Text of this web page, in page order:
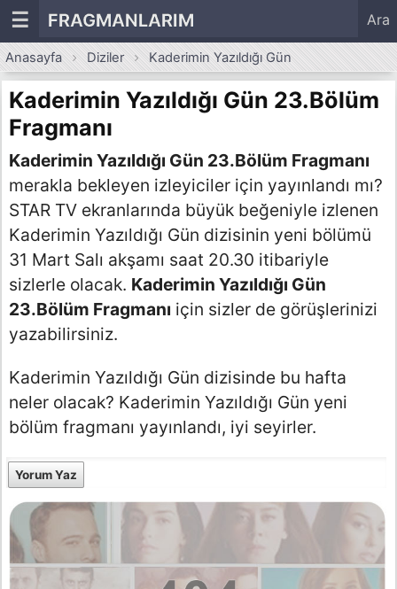
☰ FRAGMANLARIM Ara
Anasayfa Diziler Kaderimin Yazıldığı Gün
Kaderimin Yazıldığı Gün 23.Bölüm
Fragmanı
Kaderimin Yazıldığı Gün 23.Bölüm Fragmanı
merakla bekleyen izleyiciler için yayınlandı mı?
STAR TV ekranlarında büyük beğeniyle izlenen
Kaderimin Yazıldığı Gün dizisinin yeni bölümü
31 Mart Salı akşamı saat 20.30 itibariyle
sizlerle olacak. Kaderimin Yazıldığı Gün
23.Bölüm Fragmanı için sizler de görüşlerinizi
yazabilirsiniz.
Kaderimin Yazıldığı Gün dizisinde bu hafta
neler olacak? Kaderimin Yazıldığı Gün yeni
bölüm fragmanı yayınlandı, iyi seyirler.
Yorum Yaz